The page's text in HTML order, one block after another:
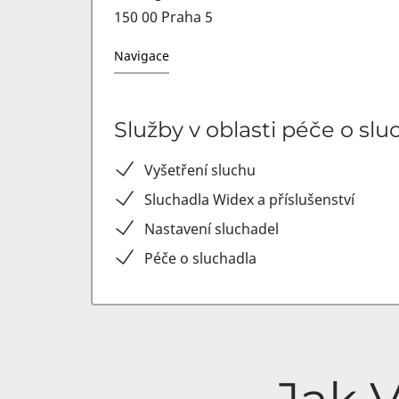
150 00 Praha 5
Navigace
Služby v oblasti péče o
Vyšetření sluchu
Sluchadla Widex a příslušenství
Nastavení sluchadel
Péče o sluchadla